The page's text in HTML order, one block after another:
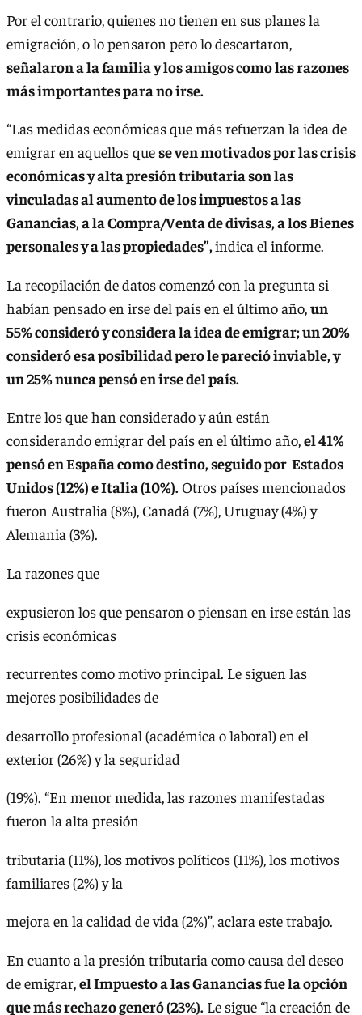
Por el contrario, quienes no tienen en sus planes la
emigración, o lo pensaron pero lo descartaron,
señalaron a la familia y los amigos como las razones
más importantes para no irse.
“Las medidas económicas que más refuerzan la idea de
emigrar en aquellos quese ven motivados por las crisis
económicas y alta presión tributaria son las
vinculadas al aumento de los impuestos a las
Ganancias, a la Compra/Venta de divisas, a los Bienes
personales y a las propiedades”,indica el informe.
La recopilación de datos comenzó con la pregunta si
habían pensado en irse del país en el último año,un
55% consideró y considera la idea de emigrar; un 20%
consideró esa posibilidad pero le pareció inviable, y
un 25% nunca pensó en irse del país.
Entre los que han considerado y aún están
considerando emigrar del país en el último año,el 41%
pensó en España como destino, seguido por Estados
Unidos (12%) e Italia (10%).Otros países mencionados
fueron Australia (8%), Canadá (7%), Uruguay (4%) y
Alemania (3%).
La razones que
expusieron los que pensaron o piensan en irse están las
crisis económicas
recurrentes como motivo principal. Le siguen las
mejores posibilidades de
desarrollo profesional (académica o laboral) en el
exterior (26%) y la seguridad
(19%). “En menor medida, las razones manifestadas
fueron la alta presión
tributaria (11%), los motivos políticos (11%), los motivos
familiares (2%) y la
mejora en la calidad de vida (2%)”, aclara este trabajo.
En cuanto a la presión tributaria como causa del deseo
de emigrar,el Impuesto a las Ganancias fue la opción
que más rechazo generó (23%). Le sigue “la creación de